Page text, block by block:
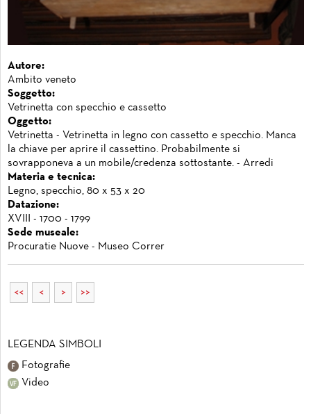
Autore:
Ambito veneto
Soggetto:
Vetrinetta con specchio e cassetto
Oggetto:
Vetrinetta - Vetrinetta in legno con cassetto e specchio. Manca
la chiave per aprire il cassettino. Probabilmente si
sovrapponeva a un mobile/credenza sottostante. - Arredi
Materia e tecnica:
Legno, specchio, 80 x 53 x 20
Datazione:
XVIII - 1700 - 1799
Sede museale:
Procuratie Nuove - Museo Correr
<< < > >>
LEGENDA SIMBOLI
Fotografie
Video